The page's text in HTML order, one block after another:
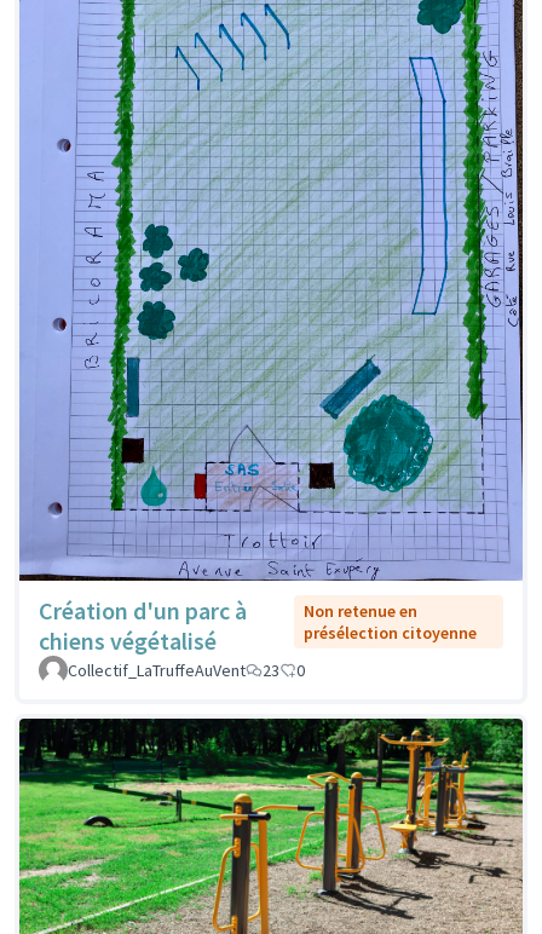
Création d'un parc à
chiens végétalisé
Non retenue en
présélection citoyenne
Collectif_LaTruffeAuVent
23 0